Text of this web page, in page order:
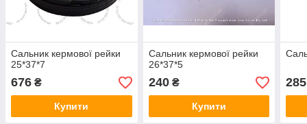
Сальник кермової рейки
25*37*7
676 ₴
Купити
Сальник кермової рейки
26*37*5
240₴
Купити
285